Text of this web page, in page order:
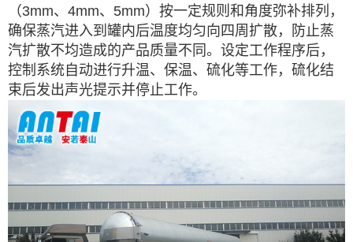
（3mm、4mm、5mm）按一定规则和角度弥补排列，
确保蒸汽进入到罐内后温度均匀向四周扩散，防止蒸
汽扩散不均造成的产品质量不同。设定工作程序后，
控制系统自动进行升温、保温、硫化等工作，硫化结
束后发出声光提示并停止工作。